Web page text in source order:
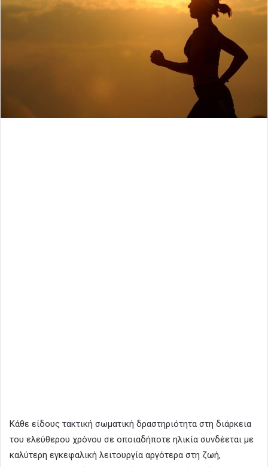
Κάθε είδους τακτική σωματική δραστηριότητα στη διάρκεια
του ελεύθερου χρόνου σε οποιαδήποτε ηλικία συνδέεται με
καλύτερη εγκεφαλική λειτουργία αργότερα στη ζωή,